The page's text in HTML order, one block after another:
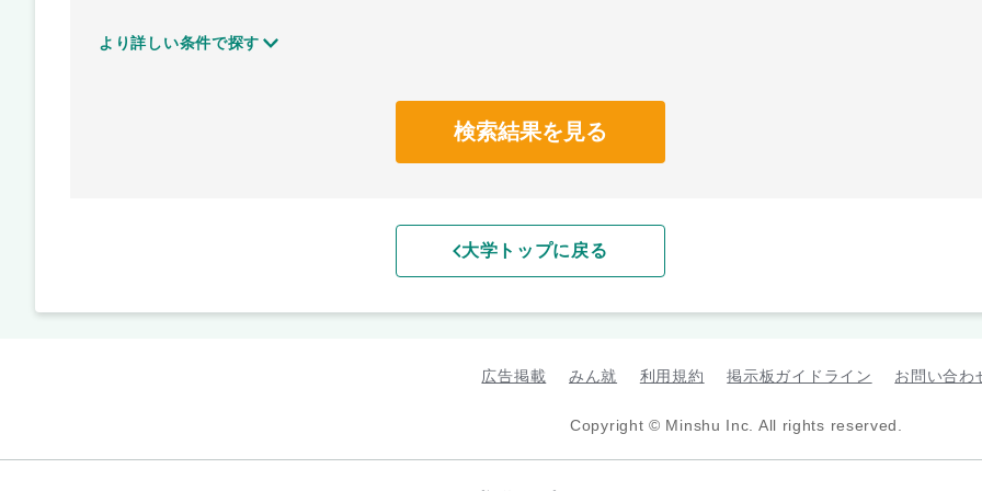
より詳しい条件で探す
検索結果を見る
大学トップに戻る
広告掲載 みん就 利用規約 掲示板ガイドライン お問い合わ
Copyright © Minshu Inc. All rights reserved.